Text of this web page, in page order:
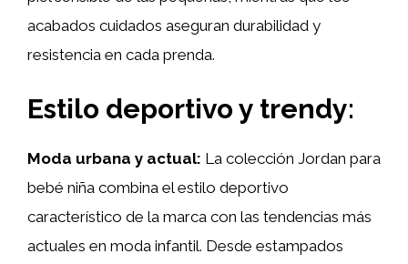
acabados cuidados aseguran durabilidad y
resistencia en cada prenda.
Estilo deportivo y trendy:
Moda urbana y actual: La colección Jordan para
bebé niña combina el estilo deportivo
característico de la marca con las tendencias más
actuales en moda infantil. Desde estampados